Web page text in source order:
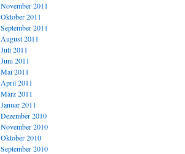
November 2011
Oktober 2011
September 2011
August 2011
Juli 2011
Juni 2011
Mai 2011
April 2011
März 2011
Januar 2011
Dezember 2010
November 2010
Oktober 2010
September 2010